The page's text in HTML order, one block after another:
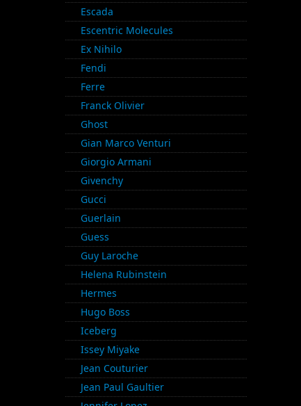
Escada
Escentric Molecules
Ex Nihilo
Fendi
Ferre
Franck Olivier
Ghost
Gian Marco Venturi
Giorgio Armani
Givenchy
Gucci
Guerlain
Guess
Guy Laroche
Helena Rubinstein
Hermes
Hugo Boss
Iceberg
Issey Miyake
Jean Couturier
Jean Paul Gaultier